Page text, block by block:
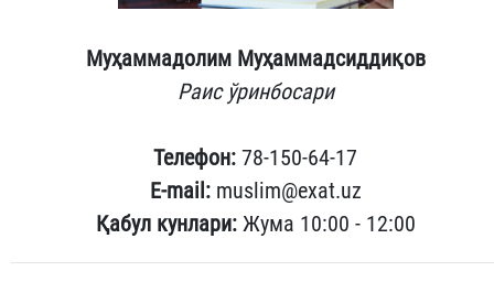
Муҳаммадолим Муҳаммадсиддиқов
Раис ўринбосари
Телефон: 78-150-64-17
E-mail:muslim@exat.uz
Қабул кунлари:Жума 10:00 - 12:00